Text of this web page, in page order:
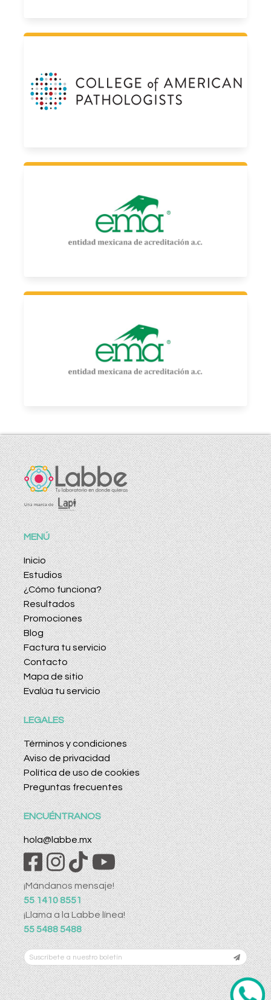
College of American Pathologists
CAP Number: 8160054-01
Entidad Mexicana de Acreditación A.C.
NMX-EC-15189-IMNC-2015/ISO 15189:2012 Laboratorios clínicos
- Requisitos de la calidad y competencia QUÍMICA CLINICA,
INMUNOLOGIA E INMUNOQUÍMICA, HEMATOLOGIA.
NMX-EC-15189-IMNC 2015 / ISO 15189:2012. Requisitos
generales para la calidad y la competencia de laboratorios
clínicos Ultrasonido, Mastografía, Tomografía Computarizada,
MENÚ
Inicio
Estudios
¿Cómo funciona?
Resultados
Promociones
Blog
Factura tu servicio
Contacto
Mapa de sitio
Evalúa tu servicio
LEGALES
Términos y condiciones
Aviso de privacidad
Política de uso de cookies
Preguntas frecuentes
ENCUÉNTRANOS
hola@labbe.mx
¡Mándanos mensaje!
55 1410 8551
¡Llama a la Labbe línea!
55 5488 5488